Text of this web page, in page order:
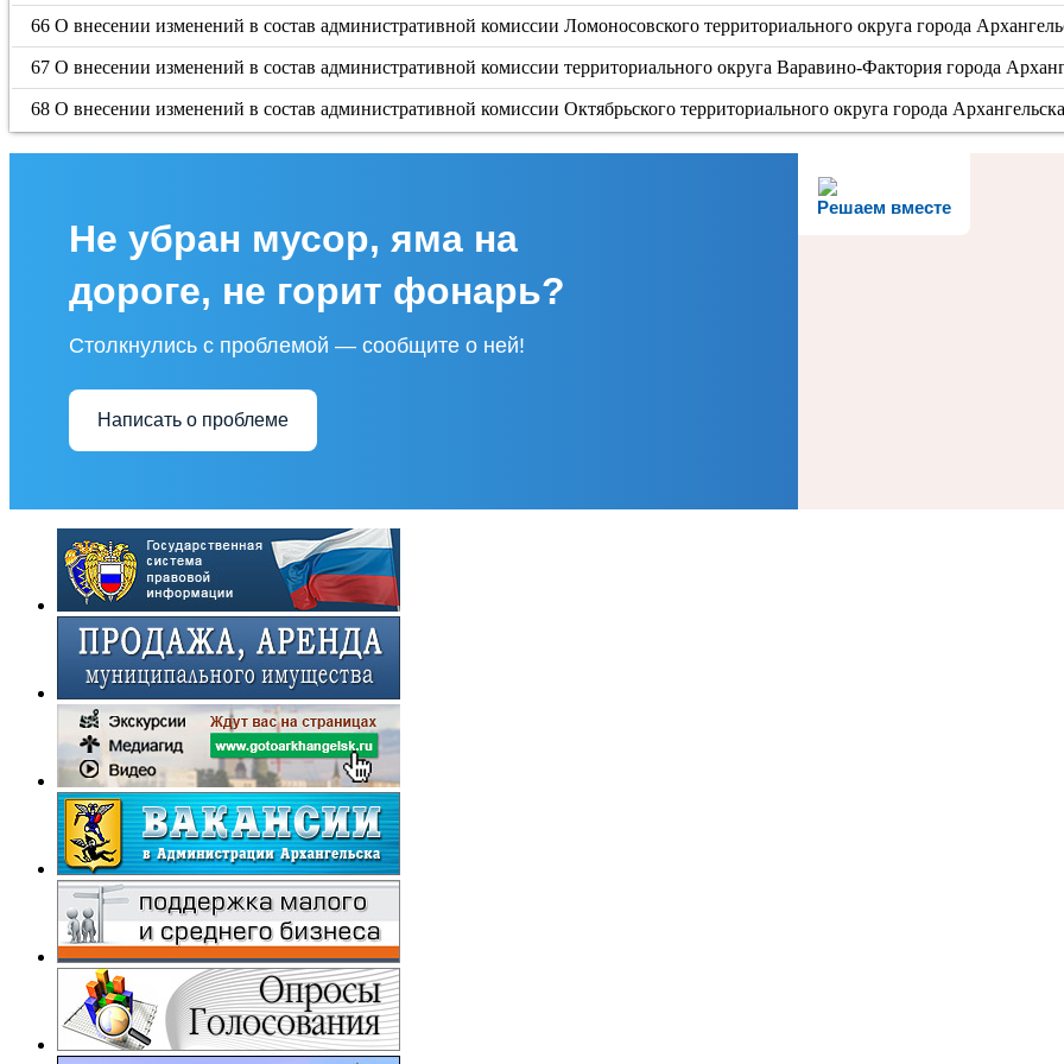
66 О внесении изменений в состав административной комиссии Ломоносовского территориального округа города
67 О внесении изменений в состав административной комиссии территориального округа Варавино-Фактория города
68 О внесении изменений в состав административной комиссии Октябрьского территориального округа города Архангельска
Решаем вместе
Не убран мусор, яма на
дороге, не горит фонарь?
Столкнулись с проблемой — сообщите о ней!
Написать о проблеме